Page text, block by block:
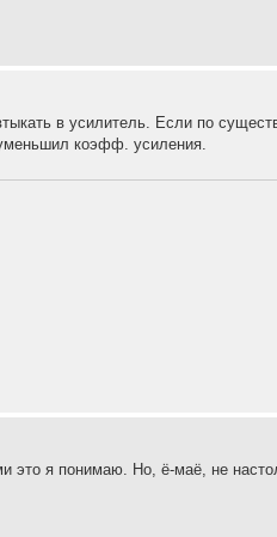
в усилитель. Если по
коэфф. усиления.
я понимаю. Но, ё-маё, не